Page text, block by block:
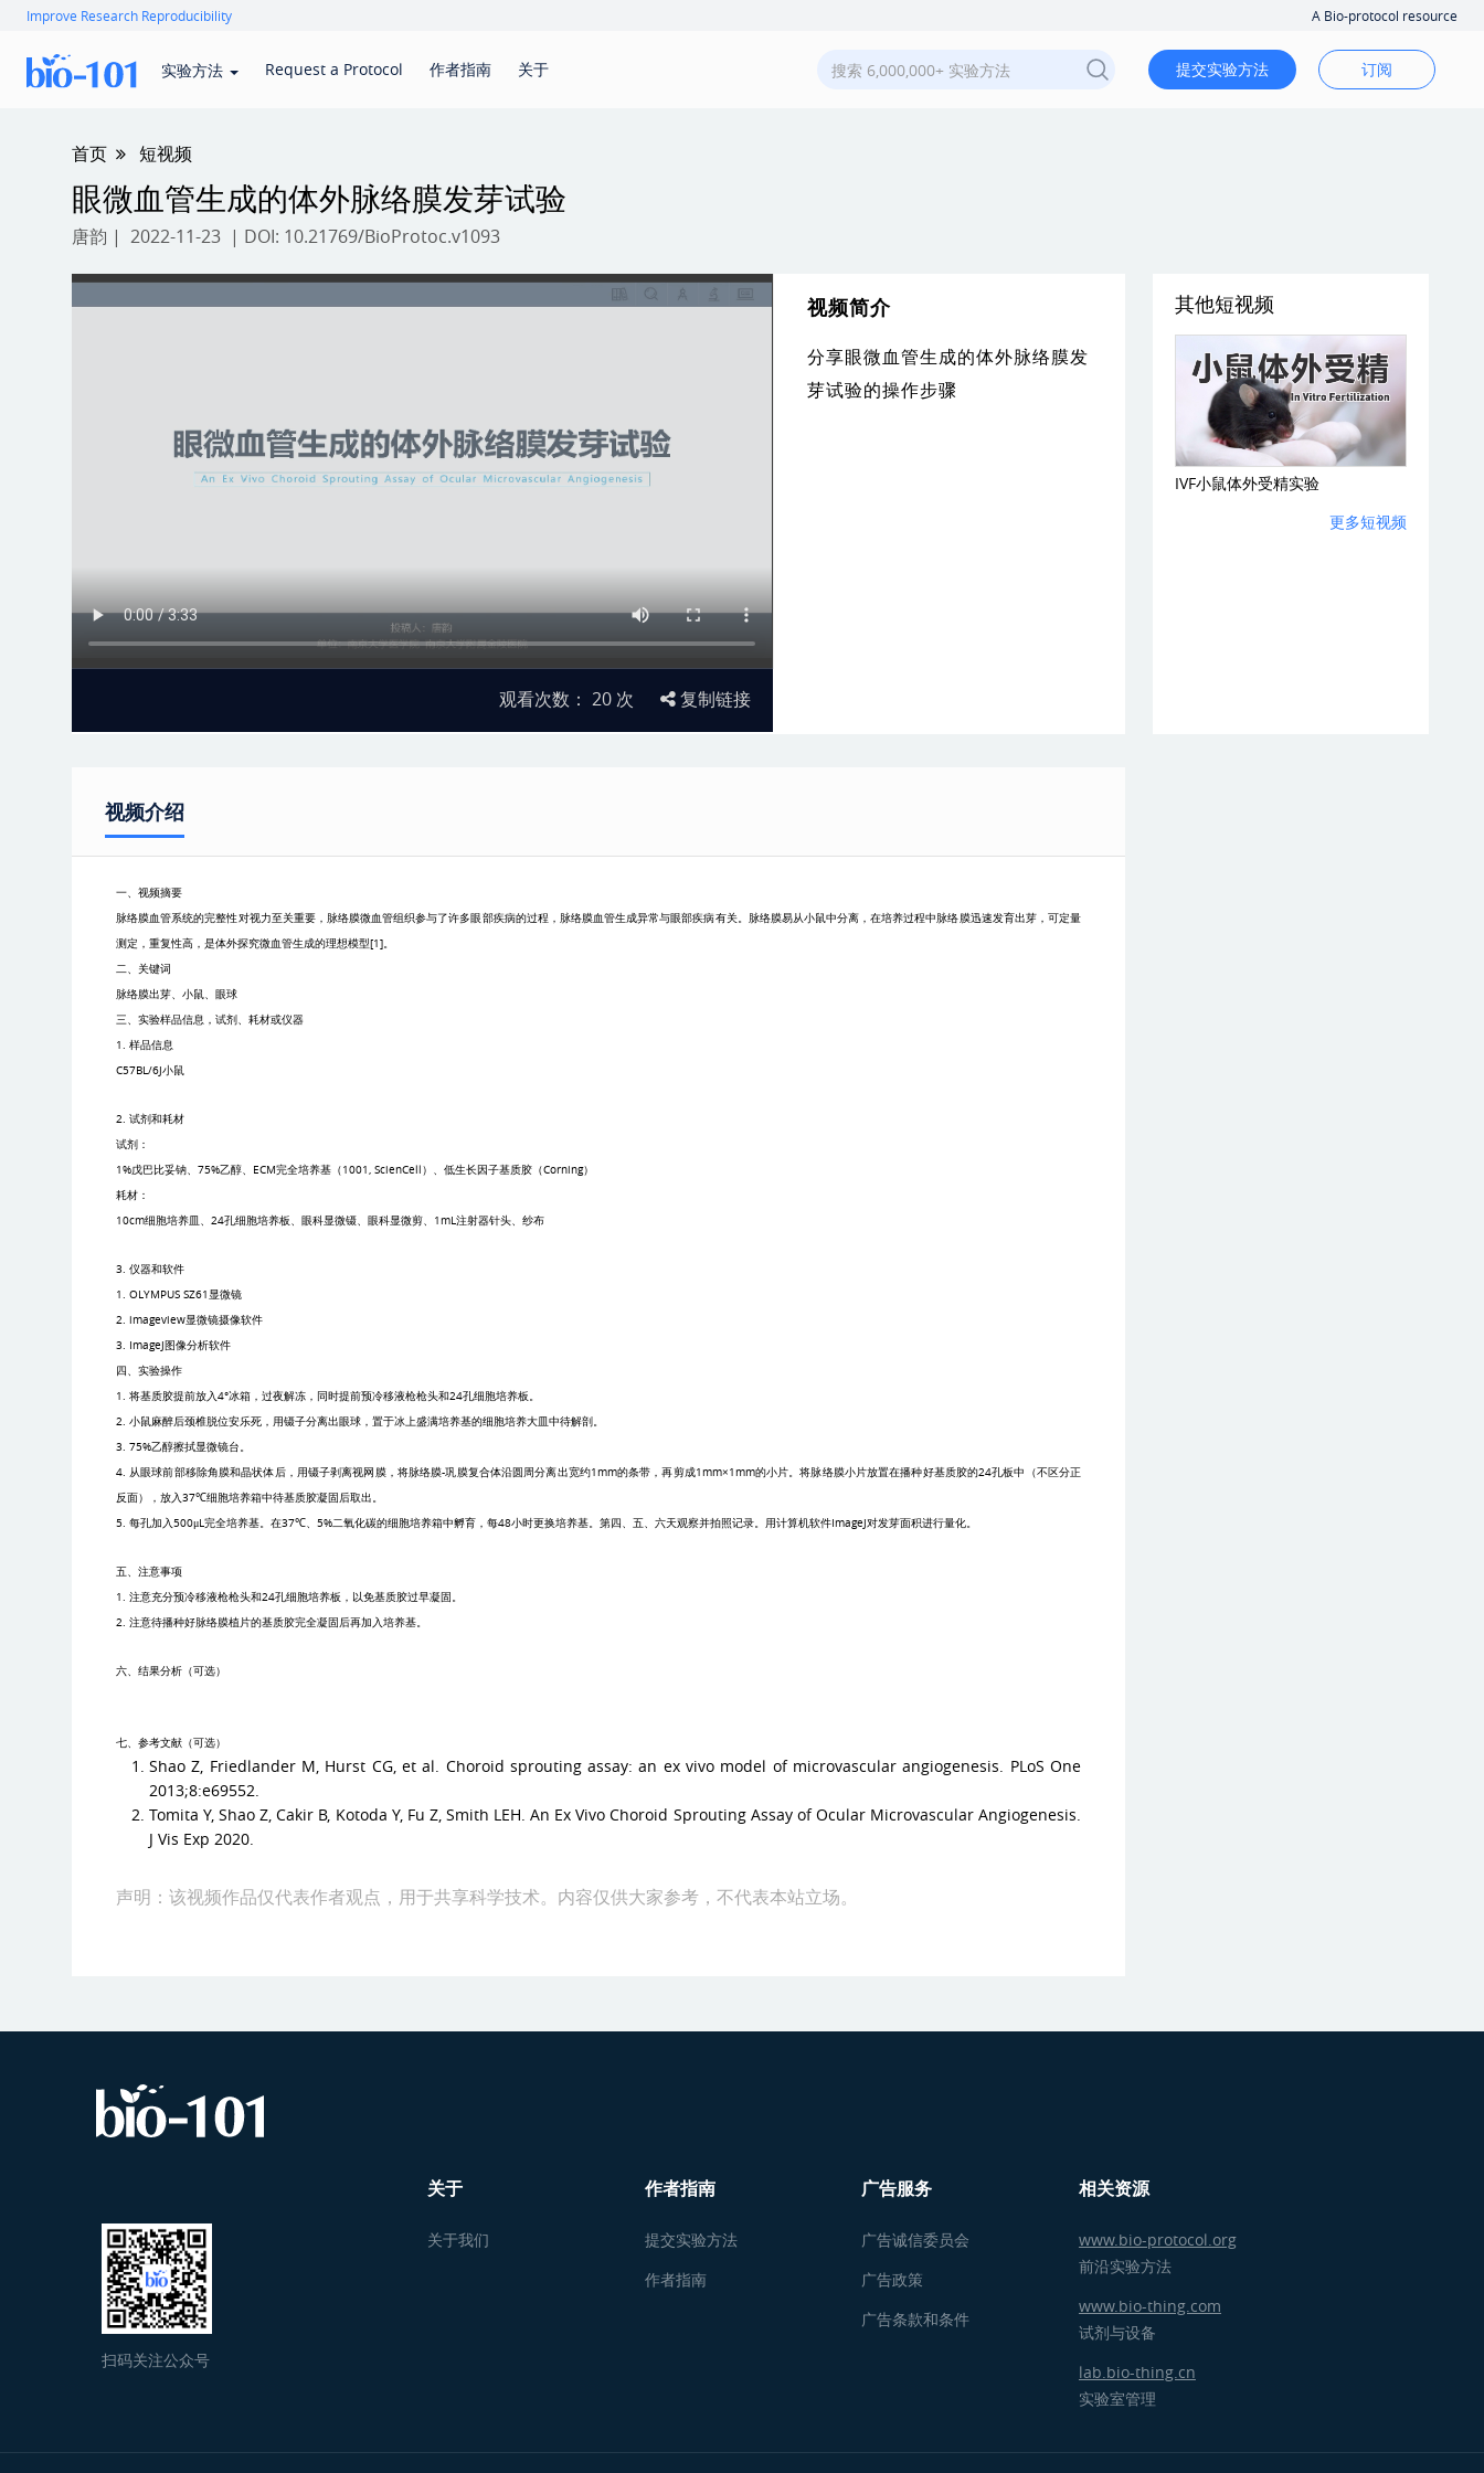
Improve Research Reproducibility A Bio-protocol resource
实验方法 Request a Protocol 作者指南 关于 提交实验方法 订阅
首页 短视频
眼微血管生成的体外脉络膜发芽试验
唐韵 | 2022-11-23 | DOI: 10.21769/BioProtoc.v1093
其他短视频
IVF小鼠体外受精实验
更多短视频
观看次数： 20次 复制链接
视频简介
分享眼微血管生成的体外脉络膜发
芽试验的操作步骤
视频介绍
一、视频摘要
脉络膜血管系统的完整性对视力至关重要，脉络膜微血管组织参与了许多眼部疾病的过程，脉络膜血管生成异常与眼部疾病有关。脉络膜易从小鼠中分离，在培养过程中脉络膜迅速发育出芽，可定量
测定，重复性高，是体外探究微血管生成的理想模型[1]。
二、关键词
脉络膜出芽、小鼠、眼球
三、实验样品信息，试剂、耗材或仪器
1. 样品信息
C57BL/6J小鼠
2. 试剂和耗材
试剂：
1%戊巴比妥钠、 75%乙醇、 ECM完全培养基（1001, ScienCell）、低生长因子基质胶（Corning）
耗材：
10cm细胞培养皿、 24孔细胞培养板、眼科显微镊、眼科显微剪、 1mL注射器针头、纱布
3. 仪器和软件
1. OLYMPUS SZ61 显微镜
2. imageview显微镜摄像软件
3. ImageJ图像分析软件
四、实验操作
1. 将基质胶提前放入4°冰箱，过夜解冻，同时提前预冷移液枪枪头和24孔细胞培养板。
2. 小鼠麻醉后颈椎脱位安乐死，用镊子分离出眼球，置于冰上盛满培养基的细胞培养大皿中待解剖。
3. 75%乙醇擦拭显微镜台。
4. 从眼球前部移除角膜和晶状体后，用镊子剥离视网膜，将脉络膜-巩膜复合体沿圆周分离出宽约1mm的条带，再剪成1mm×1mm的小片。将脉络膜小片放置在播种好基质胶的24孔板中（不区分正
反面），放入37℃细胞培养箱中待基质胶凝固后取出。
5. 每孔加入500μL完全培养基。在37℃、 5%二氧化碳的细胞培养箱中孵育，每48小时更换培养基。第四、五、六天观察并拍照记录。用计算机软件ImageJ对发芽面积进行量化。
五、注意事项
1. 注意充分预冷移液枪枪头和24孔细胞培养板，以免基质胶过早凝固。
2. 注意待播种好脉络膜植片的基质胶完全凝固后再加入培养基。
六、结果分析（可选）
七、参考文献（可选）
Shao Z, Friedlander M, Hurst CG, et al. Choroid sprouting assay: an ex vivo model of microvascular angiogenesis. PLoS One
2013;8:e69552.
Tomita Y, Shao Z, Cakir B, Kotoda Y, Fu Z, Smith LEH. An Ex Vivo Choroid Sprouting Assay of Ocular Microvascular Angiogenesis.
J Vis Exp 2020.
声明：该视频作品仅代表作者观点，用于共享科学技术。内容仅供大家参考，不代表本站立场。
扫码关注公众号
关于
关于我们
作者指南
提交实验方法
作者指南
广告服务
广告诚信委员会
广告政策
广告条款和条件
相关资源
www.bio-protocol.org
前沿实验方法
www.bio-thing.com
试剂与设备
lab.bio-thing.cn
实验室管理